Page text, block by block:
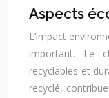
Aspects
L’impact
important. Le
recyclables et
recyclé,